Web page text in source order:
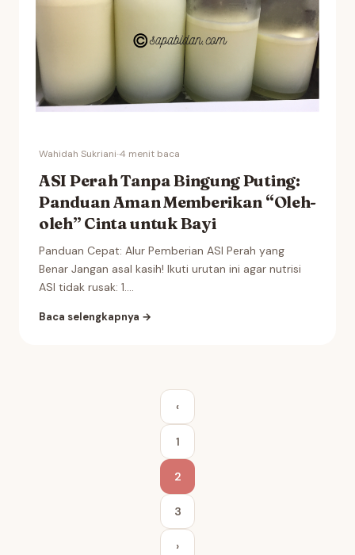
Wahidah Sukriani··4 menit baca
ASI Perah Tanpa Bingung Puting:
Panduan Aman Memberikan “Oleh-
oleh” Cinta untuk Bayi
Panduan Cepat: Alur Pemberian ASI Perah yang
Benar Jangan asal kasih! Ikuti urutan ini agar nutrisi
ASI tidak rusak: 1....
Baca selengkapnya →
Posts
pagination
‹
1
2
3
›